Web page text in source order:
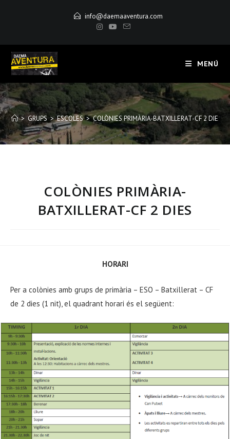
info@daemaaventura.com
MENÚ
> GRUPS > ESCOLES > COLÒNIES PRIMÀRIA-BATXILLERAT-CF 2 DIES
COLÒNIES PRIMÀRIA-
BATXILLERAT-CF 2 DIES
HORARI
Per a colònies amb grups de primària – ESO – Batxillerat – CF
de 2 dies (1 nit), el quadrant horari és el següent: